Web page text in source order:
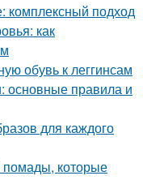
комплексный подход
как
обувь к леггинсам
основные правила и
для каждого
помады, которые